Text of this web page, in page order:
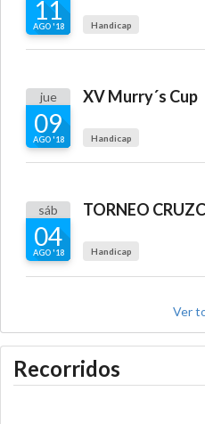
11
AGO '18 Handicap
jue
09
AGO '18
XV Murry´s Cup
Handicap
sáb
04
AGO '18
TORNEO
Handicap
Ver
Recorridos